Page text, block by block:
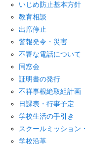
いじめ防止基本方針
教育相談
出席停止
警報発令・災害
不審な電話について
同窓会
証明書の発行
不祥事根絶取組計画
日課表・行事予定
学校生活の手引き
スクールミッション
学校沿革